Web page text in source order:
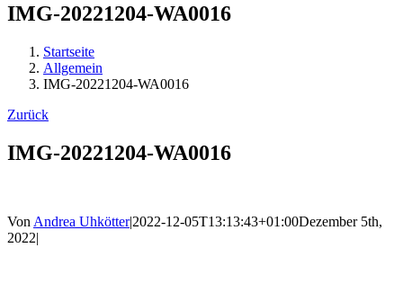
IMG-20221204-WA0016
Startseite
Allgemein
IMG-20221204-WA0016
Zurück
IMG-20221204-WA0016
Von Andrea Uhkötter|2022-12-05T13:13:43+01:00Dezember 5th,
2022|